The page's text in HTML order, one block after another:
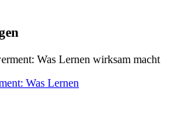
Was Lernen